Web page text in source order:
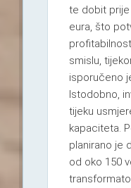
te dobit prije
eura, što
smislu,
isporučeno
Istodobno,
tijeku
kapaciteta.
planirano je
od oko 150